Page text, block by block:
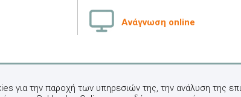
Ανάγνωση online
για την παροχή των υπηρεσιών της, την ανάλυση της